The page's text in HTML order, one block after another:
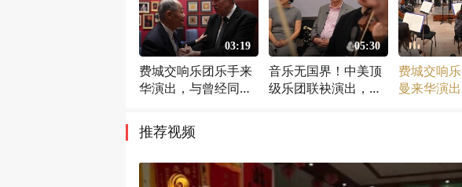
03:19
费城交响乐团乐手来
华演出，与曾经同台
会面
05:30
音乐无国界！中美顶
级乐团联袂演出，杨
费城交响
曼来华演
推荐视频